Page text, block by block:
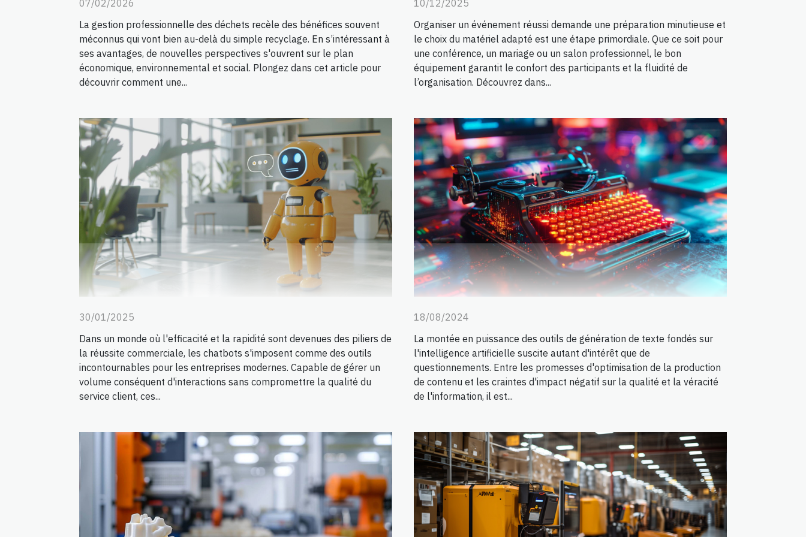
07/02/2026
La gestion professionnelle des déchets recèle des bénéfices souvent
méconnus qui vont bien au-delà du simple recyclage. En s’intéressant à
ses avantages, de nouvelles perspectives s'ouvrent sur le plan
économique, environnemental et social. Plongez dans cet article pour
découvrir comment une...
10/12/2025
Organiser un événement réussi demande une préparation minutieuse et
le choix du matériel adapté est une étape primordiale. Que ce soit pour
une conférence, un mariage ou un salon professionnel, le bon
équipement garantit le confort des participants et la fluidité de
l’organisation. Découvrez dans...
30/01/2025
Dans un monde où l'efficacité et la rapidité sont devenues des piliers de
la réussite commerciale, les chatbots s'imposent comme des outils
incontournables pour les entreprises modernes. Capable de gérer un
volume conséquent d'interactions sans compromettre la qualité du
service client, ces...
18/08/2024
La montée en puissance des outils de génération de texte fondés sur
l'intelligence artificielle suscite autant d'intérêt que de
questionnements. Entre les promesses d'optimisation de la production
de contenu et les craintes d'impact négatif sur la qualité et la véracité
de l'information, il est...